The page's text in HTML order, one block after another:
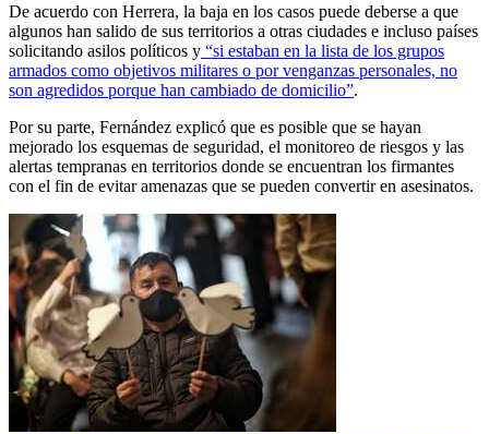
De acuerdo con Herrera, la baja en los casos puede deberse a que
algunos han salido de sus territorios a otras ciudades e incluso países
solicitando asilos políticos y “si estaban en la lista de los grupos
armados como objetivos militares o por venganzas personales, no
son agredidos porque han cambiado de domicilio”.
Por su parte, Fernández explicó que es posible que se hayan
mejorado los esquemas de seguridad, el monitoreo de riesgos y las
alertas tempranas en territorios donde se encuentran los firmantes
con el fin de evitar amenazas que se pueden convertir en asesinatos.